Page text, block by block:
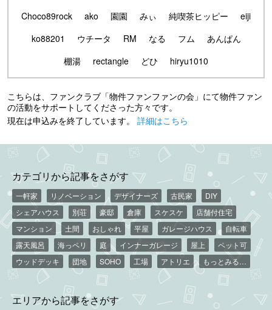
Choco89rock
ako 園園 みぃ 純喫茶ヒッピー
eiji
ko88201
ウチータ RM なる フム
あんぱん
棚湯
rectangle どひ hiryu1010
こちらは、ファンクラブ「物件ファンファンの会」にて物件ファン
の活動をサポートしてくださった方々です。
現在は申込みを終了しています。 詳細はこちら
カテゴリから記事をさがす
一軒家 リノベーション デザイナーズ 古民家
DIY
シェアハウス
別荘 豪邸 倉庫 スケスケ
店舗付住宅
マンション
土間 おしゃれ 平屋 ガレージハウス
自転車
露天風呂
海っペリ 庭 インナーガレージ 屋上
ペット可
ウッドデッキ
団地 SOHO 工場 アトリエ もっとみる…
エリアから記事をさがす